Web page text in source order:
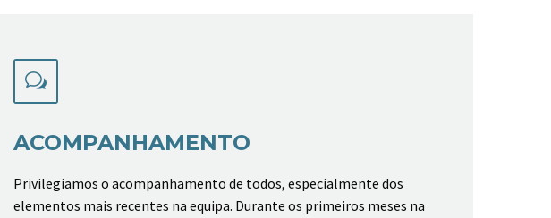
w
w
ACOMPANHAMENTO
Privilegiamos o acompanhamento de todos, especialmente dos
elementos mais recentes na equipa. Durante os primeiros meses na